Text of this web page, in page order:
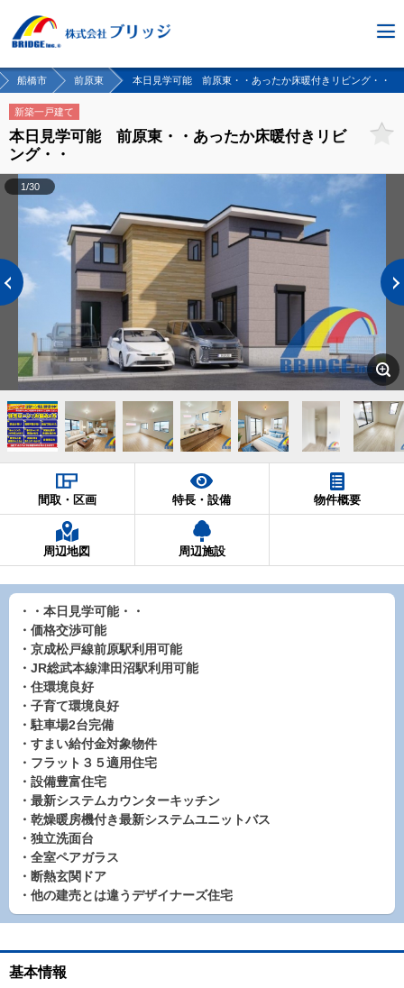
船橋市 前原東 本日見学可能 前原東・・あったか床暖付きリビング・・
新築一戸建て
本日見学可能 前原東・・あったか床暖付きリビ
ング・・
1/30
間取・区画 特長・設備 物件概要
周辺地図 周辺施設
・・本日見学可能・・
・価格交渉可能
・京成松戸線前原駅利用可能
・JR総武本線津田沼駅利用可能
・住環境良好
・子育て環境良好
・駐車場2台完備
・すまい給付金対象物件
・フラット３５適用住宅
・設備豊富住宅
・最新システムカウンターキッチン
・乾燥暖房機付き最新システムユニットバス
・独立洗面台
・全室ペアガラス
・断熱玄関ドア
・他の建売とは違うデザイナーズ住宅
基本情報